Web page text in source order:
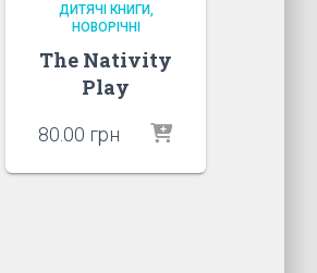
ДИТЯЧІ КНИГИ
НОВОРІЧНІ
The Nativity
Play
80.00 грн